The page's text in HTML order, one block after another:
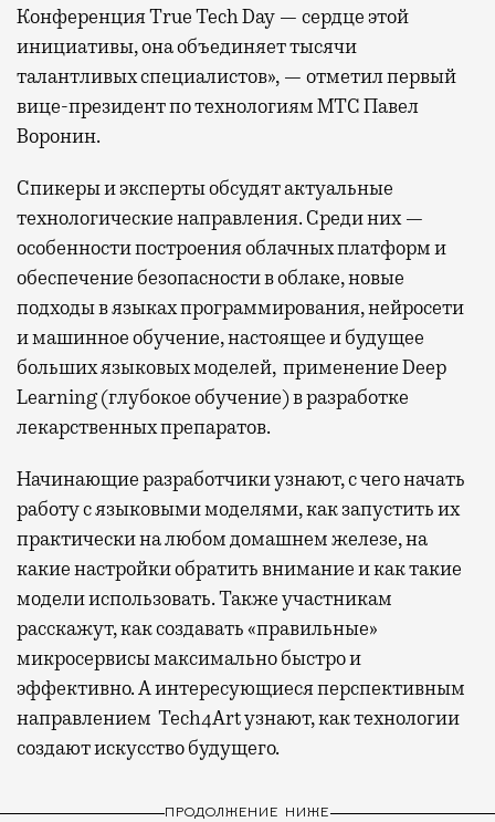
Конференция True Tech Day — сердце этой
инициативы, она объединяет тысячи
талантливых специалистов», — отметил первый
вице-президент по технологиям МТС Павел
Воронин.
Спикеры и эксперты обсудят актуальные
технологические направления. Среди них —
особенности построения облачных платформ и
обеспечение безопасности в облаке, новые
подходы в языках программирования, нейросети
и машинное обучение, настоящее и будущее
больших языковых моделей, применение Deep
Learning (глубокое обучение) в разработке
лекарственных препаратов.
Начинающие разработчики узнают, с чего начать
работу с языковыми моделями, как запустить их
практически на любом домашнем железе, на
какие настройки обратить внимание и как такие
модели использовать. Также участникам
расскажут, как создавать «правильные»
микросервисы максимально быстро и
эффективно. А интересующиеся перспективным
направлением Tech4Art узнают, как технологии
создают искусство будущего.
ПРОДОЛЖЕНИЕ НИЖЕ